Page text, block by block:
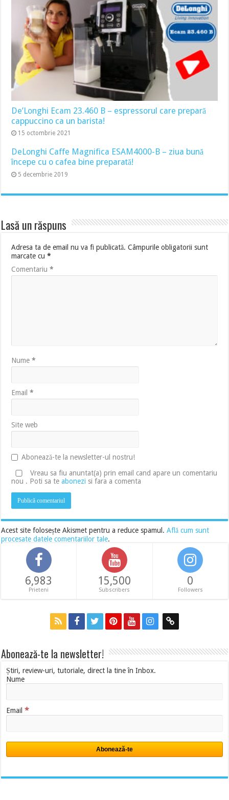
De’Longhi Ecam 23.460 B – espressorul care prepară
cappuccino ca un barista!
15 octombrie 2021
DeLonghi Caffe Magnifica ESAM4000-B – ziua bună
începe cu o cafea bine preparată!
5 decembrie 2019
Lasă un răspuns
Adresa ta de email nu va fi publicată. Câmpurile obligatorii sunt
marcate cu*
Comentariu*
Nume*
Email*
Site web
Abonează-te la newsletter-ul nostru!
Vreau sa fiu anuntat(a) prin email cand apare un comentariu
nou . Poti sa teabonezi si fara a comenta
Acest site folosește Akismet pentru a reduce spamul.Află cum sunt
procesate datele comentariilor tale.
6,983
Prieteni
15,500
Subscribers
0
Followers
Abonează-te la newsletter!
Știri, review-uri, tutoriale, direct la tine în Inbox.
Nume
Email*